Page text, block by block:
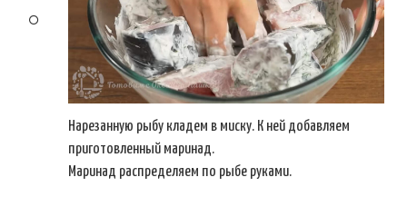
Нарезанную рыбу кладем в миску. К ней добавляем
приготовленный маринад.
Маринад распределяем по рыбе руками.